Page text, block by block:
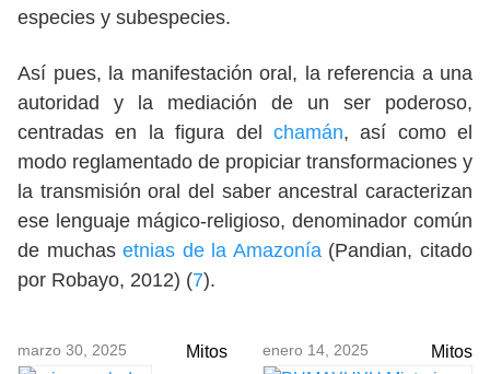
especies y subespecies.
Así pues, la manifestación oral, la referencia a una
autoridad y la mediación de un ser poderoso,
centradas en la figura del chamán, así como el
modo reglamentado de propiciar transformaciones y
la transmisión oral del saber ancestral caracterizan
ese lenguaje mágico-religioso, denominador común
de muchasetnias de la Amazonía (Pandian, citado
por Robayo, 2012) (7).
marzo 30, 2025 Mitos enero 14, 2025 Mitos